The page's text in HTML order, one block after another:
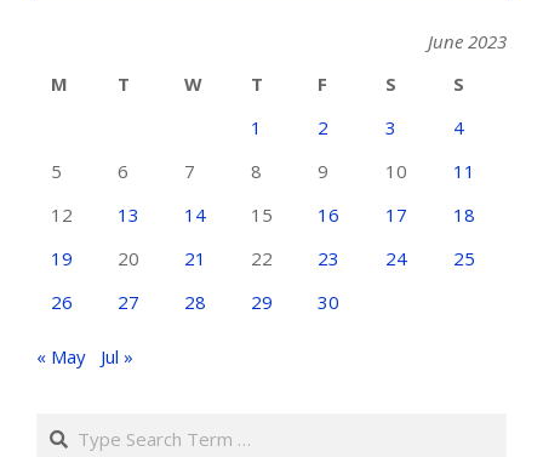
June 2023
M
T W T F S
S
1
2 3
4
5
6 7 8 9 10
11
12
13 14 15 16 17
18
19
20 21 22 23 24
25
26
27 28 29 30
« May Jul »